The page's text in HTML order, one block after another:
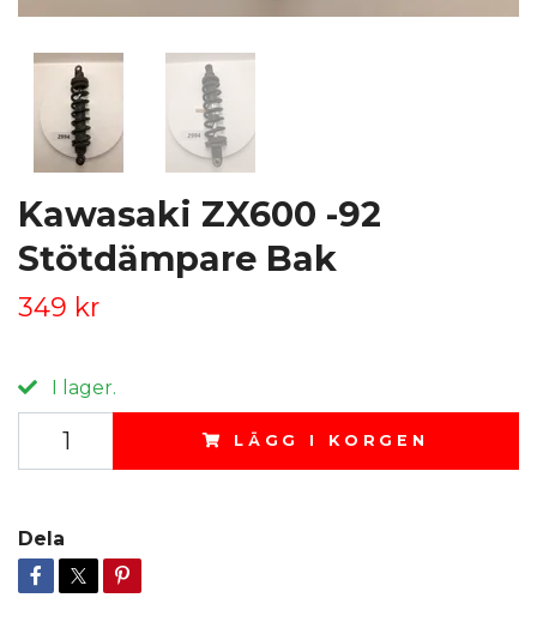
Kawasaki ZX600 -92
Stötdämpare Bak
349 kr
I lager.
LÄGG I KORGEN
Dela